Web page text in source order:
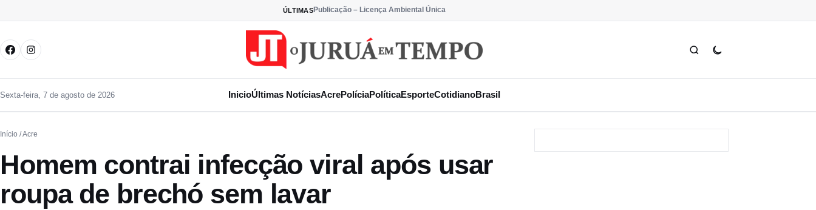
ÚLTIMASPublicação – Licença Ambiental Única
Sexta-feira, 7 de agosto de 2026 InicioÚltimas NotíciasAcrePolíciaPolíticaEsporteCotidianoBrasil
Início / Acre
Homem contrai infecção viral após usar
roupa de brechó sem lavar